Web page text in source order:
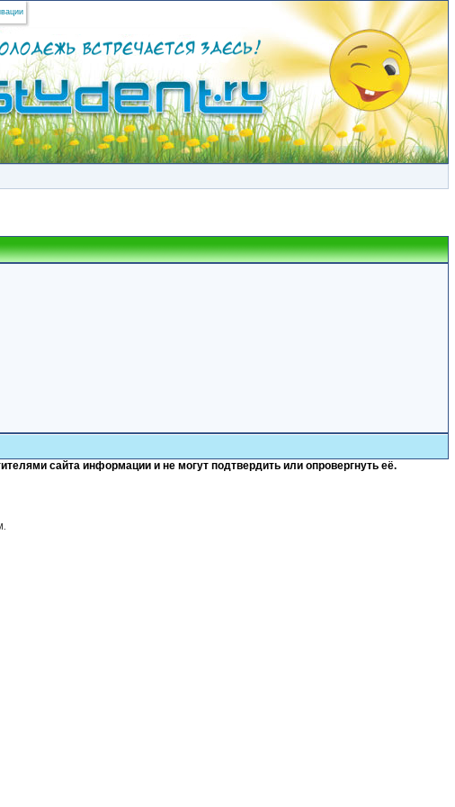
сайта информации и не могут подтвердить или опровергнуть её.